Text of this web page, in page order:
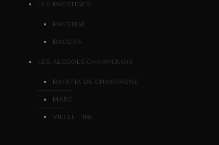
LES PRESTIGES
PRESTIGE
BACORA
LES ALCOOLS CHAMPENOIS
RATAFIA DE CHAMPAGNE
MARC
VIELLE FINE